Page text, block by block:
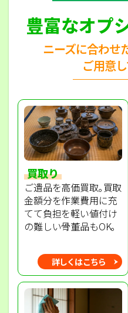
豊富なオプ
ニーズに合わせ
ご用意し
買取り
ご遺品を高価買取｡買取
金額分を作業費用に充
てて負担を軽い値付け
の難しい骨董品もOK｡
詳しくはこちら